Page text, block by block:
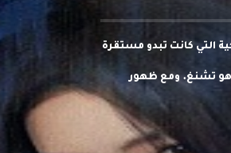
التي كانت تبدو مستقرة
هو تشنغ. ومع ظهور